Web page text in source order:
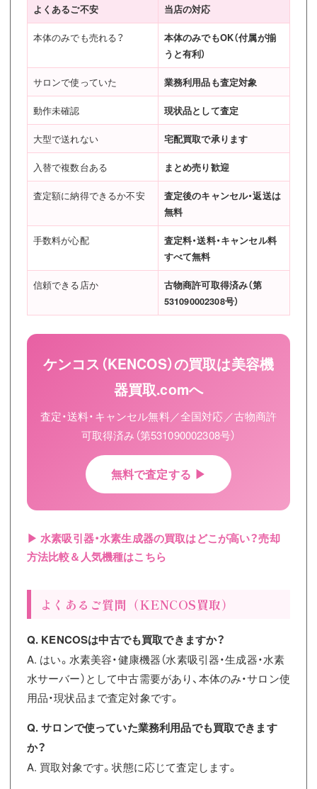
よくあるご不安 当店の対応
本体のみでも売れる？
本体のみでもOK（付属が揃
うと有利）
サロンで使っていた 業務利用品も査定対象
動作未確認 現状品として査定
大型で送れない 宅配買取で承ります
入替で複数台ある まとめ売り歓迎
査定額に納得できるか不安
査定後のキャンセル・返送は
無料
手数料が心配
査定料・送料・キャンセル料
すべて無料
信頼できる店か
古物商許可取得済み（第
531090002308号）
ケンコス（KENCOS）の買取は美容機
器買取.comへ
査定・送料・キャンセル無料／全国対応／古物商許
可取得済み（第531090002308号）
無料で査定する ▶
▶ 水素吸引器・水素生成器の買取はどこが高い？売却
方法比較＆人気機種はこちら
よくあるご質問（KENCOS買取）
Q. KENCOSは中古でも買取できますか？
A. はい。水素美容・健康機器（水素吸引器・生成器・水素
水サーバー）として中古需要があり、本体のみ・サロン使
用品・現状品まで査定対象です。
Q. サロンで使っていた業務利用品でも買取できます
か？
A. 買取対象です。状態に応じて査定します。